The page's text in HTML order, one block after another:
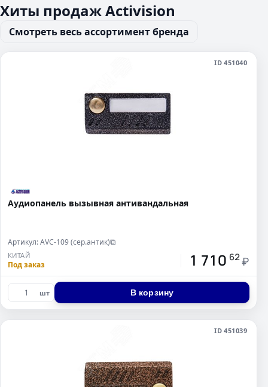
Хиты продаж Activision
Смотреть весь ассортимент бренда
ID 451040
Аудиопанель вызывная антивандальная
Артикул: AVC-109 (сер.антик)⧉
КИТАЙ
Под заказ 1 710 62 ₽
шт В корзину
ID 451039